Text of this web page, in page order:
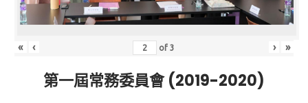
« ‹ of3 › »
第一屆常務委員會 (2019-2020)